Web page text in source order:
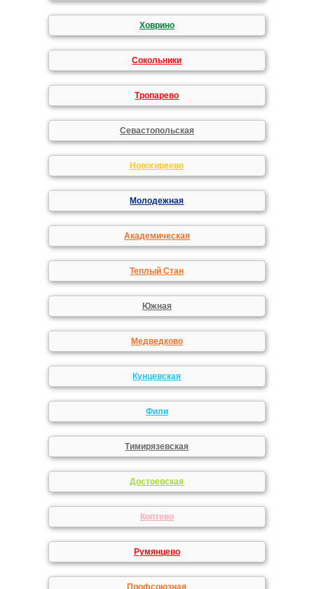
Ховрино
Сокольники
Тропарево
Севастопольская
Новогиреево
Молодежная
Академическая
Теплый Стан
Южная
Медведково
Кунцевская
Фили
Тимирязевская
Достоевская
Коптево
Румянцево
Профсоюзная